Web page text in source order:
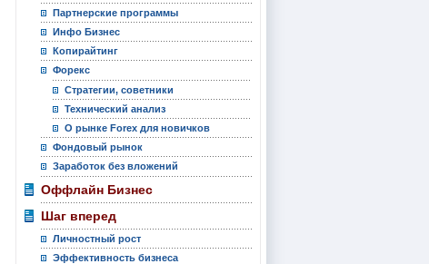
Партнерские программы
Инфо Бизнес
Копирайтинг
Форекс
Стратегии, советники
Технический анализ
О рынке Forex для новичков
Фондовый рынок
Заработок без вложений
Оффлайн Бизнес
Шаг вперед
Личностный рост
Эффективность бизнеса